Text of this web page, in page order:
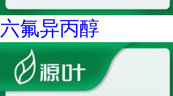
六氟异丙醇